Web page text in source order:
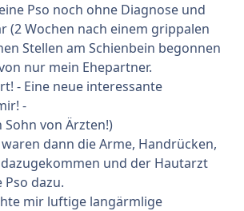
Pso noch ohne Diagnose und
(2 Wochen nach einem grippalen
Stellen am Schienbein begonnen
nur mein Ehepartner.
- Eine neue interessante
-
von Ärzten!)
dann die Arme, Handrücken,
und der Hautarzt
dazu.
mir luftige langärmlige